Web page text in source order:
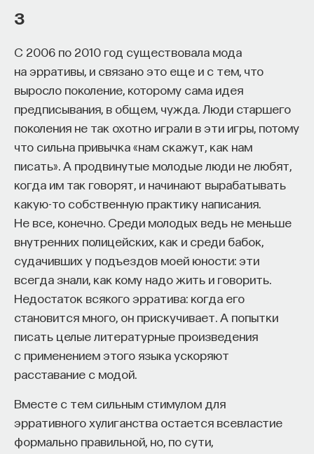
3
С 2006 по 2010 год существовала мода
на эрративы, и связано это еще и с тем, что
выросло поколение, которому сама идея
предписывания, в общем, чужда. Люди старшего
поколения не так охотно играли в эти игры, потому
что сильна привычка «нам скажут, как нам
писать». А продвинутые молодые люди не любят,
когда им так говорят, и начинают вырабатывать
какую-то собственную практику написания.
Не все, конечно. Среди молодых ведь не меньше
внутренних полицейских, как и среди бабок,
судачивших у подъездов моей юности: эти
всегда знали, как кому надо жить и говорить.
Недостаток всякого эрратива: когда его
становится много, он прискучивает. А попытки
писать целые литературные произведения
с применением этого языка ускоряют
расставание с модой.
Вместе с тем сильным стимулом для
эрративного хулиганства остается всевластие
формально правильной, но, по сути,